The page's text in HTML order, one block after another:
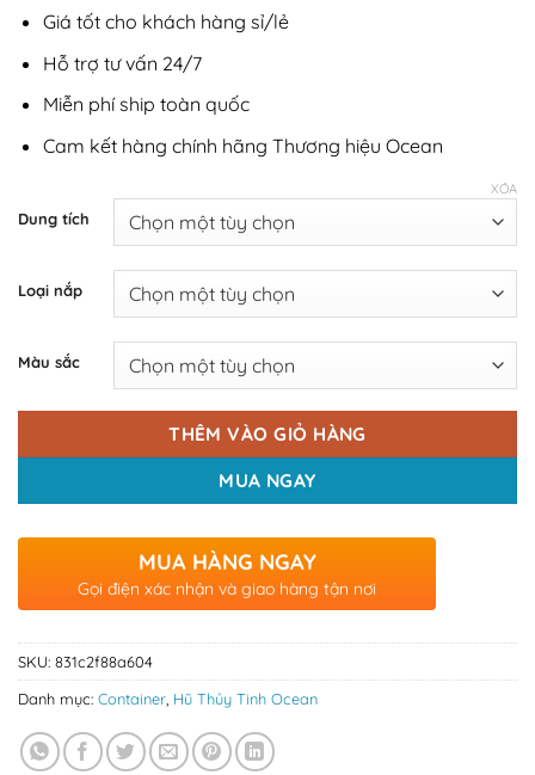
Giá tốt cho khách hàng sỉ/lẻ
Hỗ trợ tư vấn 24/7
Miễn phí ship toàn quốc
Cam kết hàng chính hãng Thương hiệu Ocean
Dung tích
Loại nắp
Màu sắc
XÓA
THÊM VÀO GIỎ HÀNG
MUA NGAY
MUA HÀNG NGAY
Gọi điện xác nhận và giao hàng tận nơi
SKU: 831c2f88a604
Danh mục: Container, Hũ Thủy Tinh Ocean